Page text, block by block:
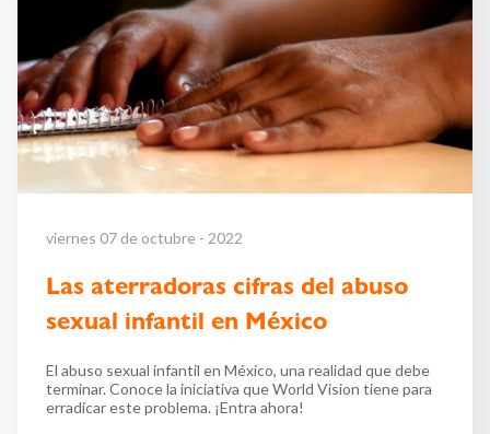
viernes 07 de octubre - 2022
Las aterradoras cifras del abuso
sexual infantil en México
El abuso sexual infantil en México, una realidad que debe
terminar. Conoce la iniciativa que World Vision tiene para
erradicar este problema. ¡Entra ahora!